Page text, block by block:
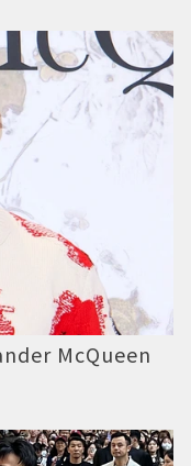
McQueen